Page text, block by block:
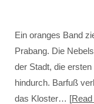
Ein oranges Band
Prabang. Die
der Stadt, die
hindurch. Barfuß
das Kloster…